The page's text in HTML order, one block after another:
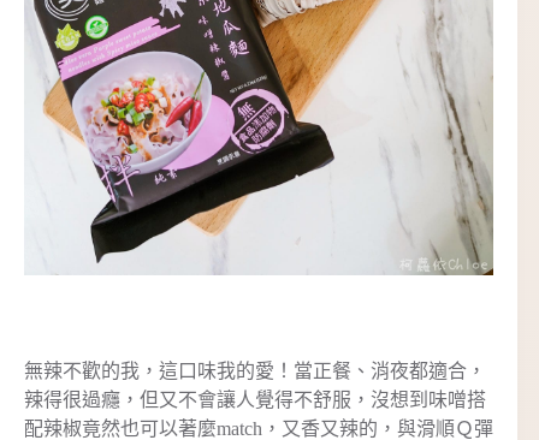
無辣不歡的我，這口味我的愛！當正餐、消夜都適合，
辣得很過癮，但又不會讓人覺得不舒服，沒想到味噌搭
配辣椒竟然也可以著麼match，又香又辣的，與滑順Ｑ彈